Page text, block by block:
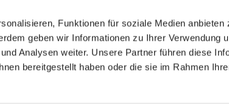
Funktionen für soziale Medien anbieten
geben wir Informationen zu Ihrer Verwendung
Analysen weiter. Unsere Partner führen diese
bereitgestellt haben oder die sie im Rahmen